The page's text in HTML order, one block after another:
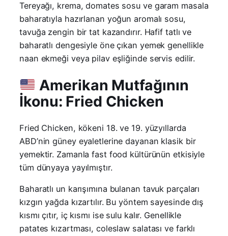
Tereyağı, krema, domates sosu ve garam masala
baharatıyla hazırlanan yoğun aromalı sosu,
tavuğa zengin bir tat kazandırır. Hafif tatlı ve
baharatlı dengesiyle öne çıkan yemek genellikle
naan ekmeği veya pilav eşliğinde servis edilir.
Amerikan Mutfağının
İkonu: Fried Chicken
Fried Chicken, kökeni 18. ve 19. yüzyıllarda
ABD’nin güney eyaletlerine dayanan klasik bir
yemektir. Zamanla fast food kültürünün etkisiyle
tüm dünyaya yayılmıştır.
Baharatlı un karışımına bulanan tavuk parçaları
kızgın yağda kızartılır. Bu yöntem sayesinde dış
kısmı çıtır, iç kısmı ise sulu kalır. Genellikle
patates kızartması, coleslaw salatası ve farklı